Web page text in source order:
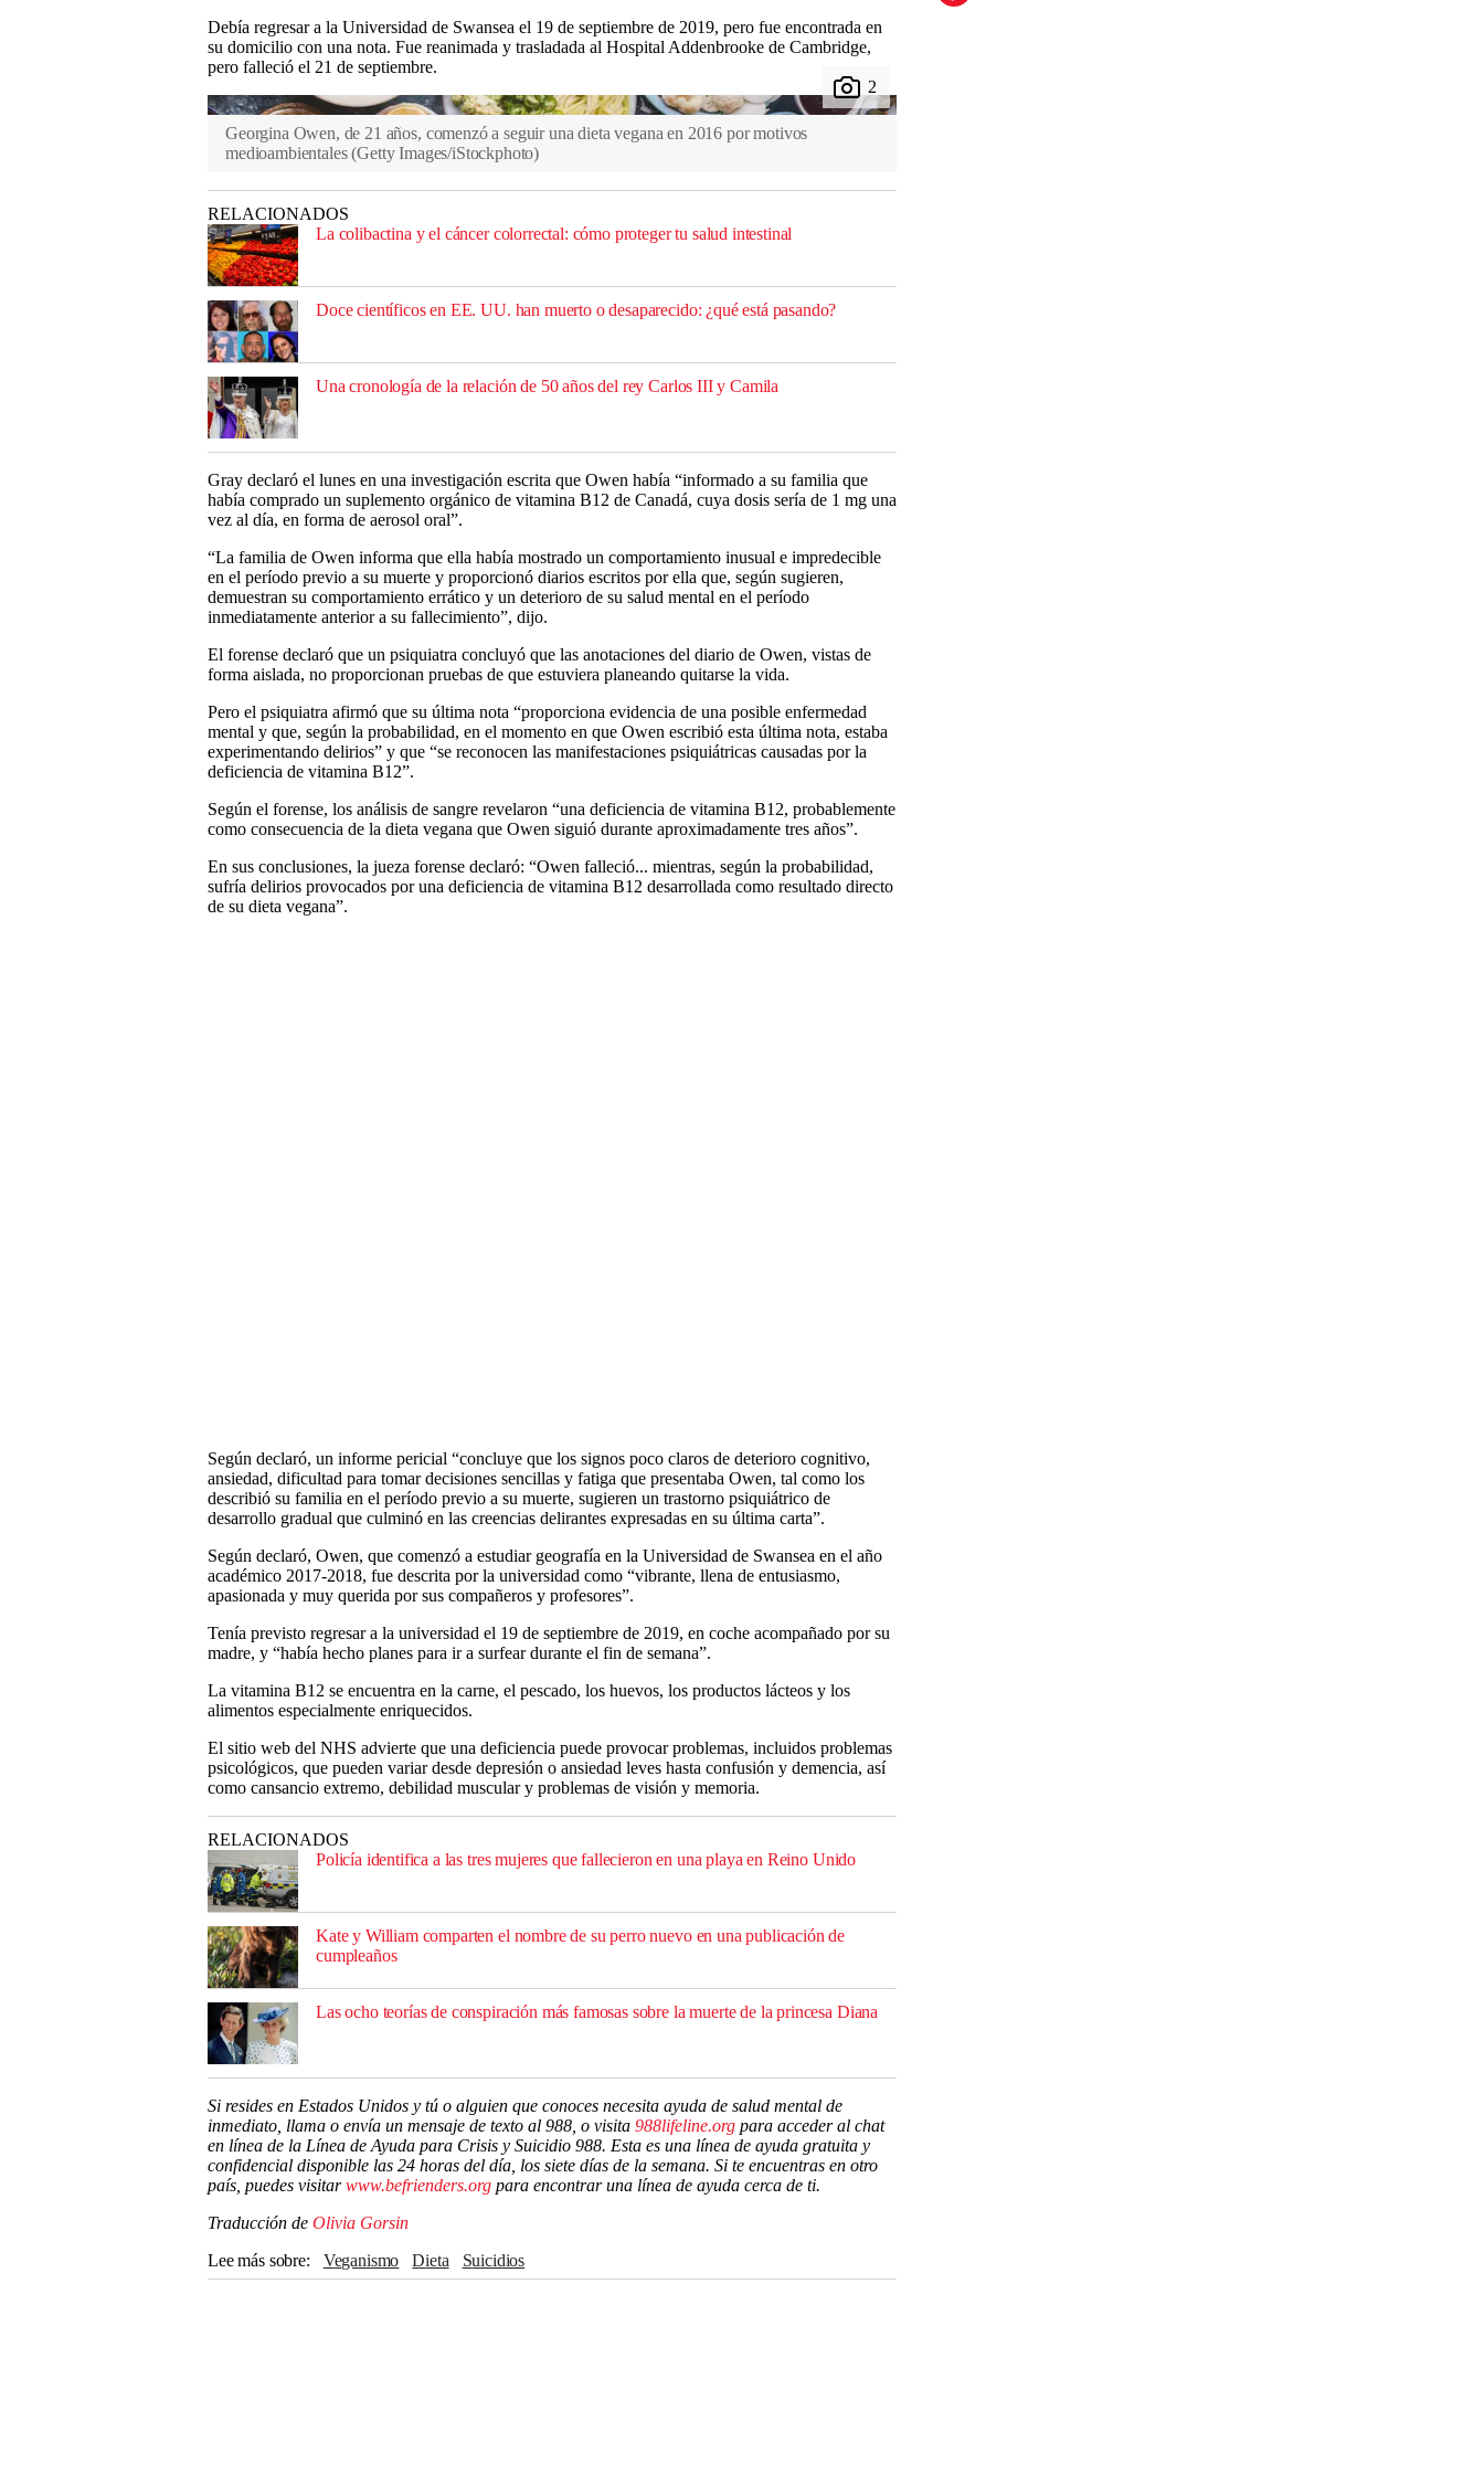
Debía regresar a la Universidad de Swansea el 19 de septiembre de 2019, pero fue encontrada en
su domicilio con una nota. Fue reanimada y trasladada al Hospital Addenbrooke de Cambridge,
pero falleció el 21 de septiembre.
Georgina Owen, de 21 años, comenzó a seguir una dieta vegana en 2016 por motivos
medioambientales (Getty Images/iStockphoto)
RELACIONADOS
La colibactina y el cáncer colorrectal: cómo proteger tu salud intestinal
Doce científicos en EE. UU. han muerto o desaparecido: ¿qué está pasando?
Una cronología de la relación de 50 años del rey Carlos III y Camila
Gray declaró el lunes en una investigación escrita que Owen había “informado a su familia que
había comprado un suplemento orgánico de vitamina B12 de Canadá, cuya dosis sería de 1 mg una
vez al día, en forma de aerosol oral”.
“La familia de Owen informa que ella había mostrado un comportamiento inusual e impredecible
en el período previo a su muerte y proporcionó diarios escritos por ella que, según sugieren,
demuestran su comportamiento errático y un deterioro de su salud mental en el período
inmediatamente anterior a su fallecimiento”, dijo.
El forense declaró que un psiquiatra concluyó que las anotaciones del diario de Owen, vistas de
forma aislada, no proporcionan pruebas de que estuviera planeando quitarse la vida.
Pero el psiquiatra afirmó que su última nota “proporciona evidencia de una posible enfermedad
mental y que, según la probabilidad, en el momento en que Owen escribió esta última nota, estaba
experimentando delirios” y que “se reconocen las manifestaciones psiquiátricas causadas por la
deficiencia de vitamina B12”.
Según el forense, los análisis de sangre revelaron “una deficiencia de vitamina B12, probablemente
como consecuencia de la dieta vegana que Owen siguió durante aproximadamente tres años”.
En sus conclusiones, la jueza forense declaró: “Owen falleció... mientras, según la probabilidad,
sufría delirios provocados por una deficiencia de vitamina B12 desarrollada como resultado directo
de su dieta vegana”.
Según declaró, un informe pericial “concluye que los signos poco claros de deterioro cognitivo,
ansiedad, dificultad para tomar decisiones sencillas y fatiga que presentaba Owen, tal como los
describió su familia en el período previo a su muerte, sugieren un trastorno psiquiátrico de
desarrollo gradual que culminó en las creencias delirantes expresadas en su última carta”.
Según declaró, Owen, que comenzó a estudiar geografía en la Universidad de Swansea en el año
académico 2017-2018, fue descrita por la universidad como “vibrante, llena de entusiasmo,
apasionada y muy querida por sus compañeros y profesores”.
Tenía previsto regresar a la universidad el 19 de septiembre de 2019, en coche acompañado por su
madre, y “había hecho planes para ir a surfear durante el fin de semana”.
La vitamina B12 se encuentra en la carne, el pescado, los huevos, los productos lácteos y los
alimentos especialmente enriquecidos.
El sitio web del NHS advierte que una deficiencia puede provocar problemas, incluidos problemas
psicológicos, que pueden variar desde depresión o ansiedad leves hasta confusión y demencia, así
como cansancio extremo, debilidad muscular y problemas de visión y memoria.
RELACIONADOS
Policía identifica a las tres mujeres que fallecieron en una playa en Reino Unido
Kate y William comparten el nombre de su perro nuevo en una publicación de
cumpleaños
Las ocho teorías de conspiración más famosas sobre la muerte de la princesa Diana
Si resides en Estados Unidos y tú o alguien que conoces necesita ayuda de salud mental de
inmediato, llama o envía un mensaje de texto al 988, o visita 988lifeline.org para acceder al chat
en línea de la Línea de Ayuda para Crisis y Suicidio 988. Esta es una línea de ayuda gratuita y
confidencial disponible las 24 horas del día, los siete días de la semana. Si te encuentras en otro
país, puedes visitar www.befrienders.org para encontrar una línea de ayuda cerca de ti.
Traducción de Olivia Gorsin
Lee más sobre
Veganismo Dieta Suicidios